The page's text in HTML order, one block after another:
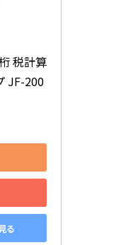
税計算
JF-200
る